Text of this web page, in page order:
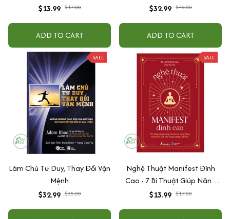
Giàu Có, Thành Công Và Thịnh
$13.99 $17.00
ADD TO CART
Rèn luyện tư duy phản biện
$32.99 $46.00
ADD TO CART
SALE
Làm Chủ Tư Duy, Thay Đổi Vận
Mệnh
$32.99 $35.00
SALE
Nghệ Thuật Manifest Đỉnh
Cao - 7 Bí Thuật Giúp Nâng
Cao Tần Số Rung Động Tức
$13.99 $17.00